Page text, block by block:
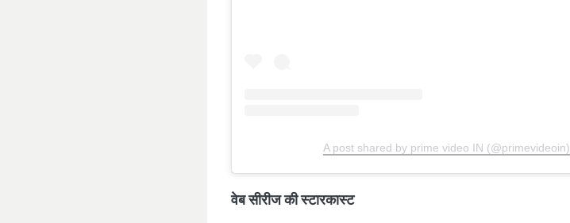
A post shared by prime video IN (@primevideoin)
वेब सीरीज की स्टारकास्ट